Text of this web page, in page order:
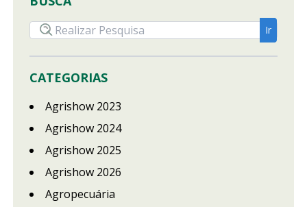
CATEGORIAS
Agrishow 2023
Agrishow 2024
Agrishow 2025
Agrishow 2026
Agropecuária